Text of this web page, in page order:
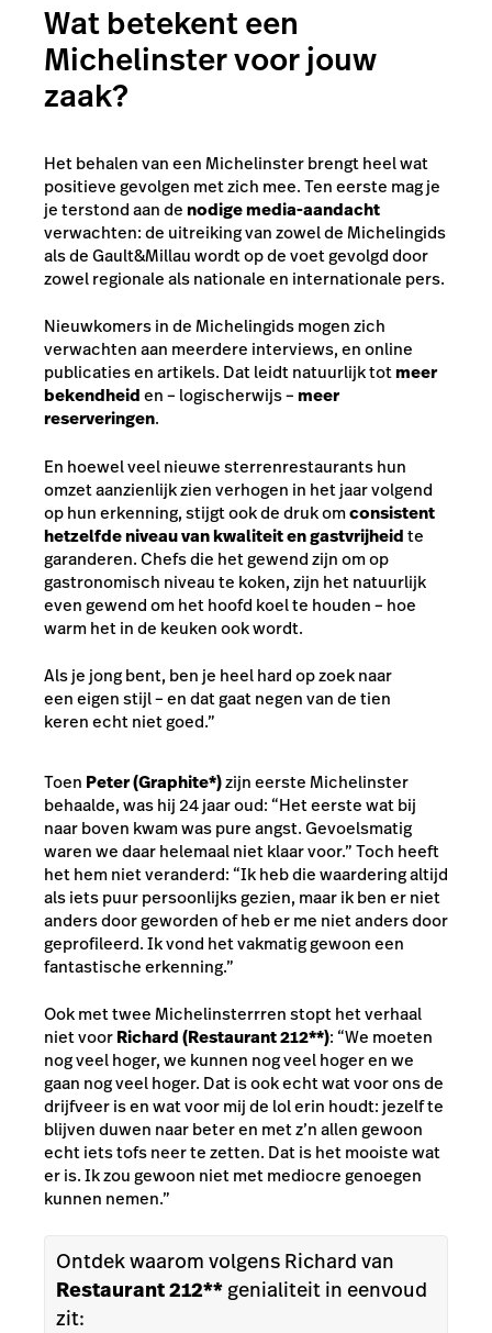
Wat betekent een
Michelinster voor jouw
zaak?
Het behalen van een Michelinster brengt heel wat
positieve gevolgen met zich mee. Ten eerste mag je
je terstond aan denodige media-aandacht
verwachten: de uitreiking van zowel de Michelingids
als de Gault&Millau wordt op de voet gevolgd door
zowel regionale als nationale en internationale pers.
Nieuwkomers in de Michelingids mogen zich
verwachten aan meerdere interviews, en online
publicaties en artikels. Dat leidt natuurlijk totmeer
bekendheiden – logischerwijs –meer
reserveringen.
En hoewel veel nieuwe sterrenrestaurants hun
omzet aanzienlijk zien verhogen in het jaar volgend
op hun erkenning, stijgt ook de druk omconsistent
hetzelfde niveau van kwaliteit en gastvrijheidte
garanderen. Chefs die het gewend zijn om op
gastronomisch niveau te koken, zijn het natuurlijk
even gewend om het hoofd koel te houden – hoe
warm het in de keuken ook wordt.
Als je jong bent, ben je heel hard op zoek naar
een eigen stijl – en dat gaat negen van de tien
keren echt niet goed.”
Toen Peter (Graphite*)zijn eerste Michelinster
behaalde, was hij 24 jaar oud: “Het eerste wat bij
naar boven kwam was pure angst. Gevoelsmatig
waren we daar helemaal niet klaar voor.” Toch heeft
het hem niet veranderd: “Ik heb die waardering altijd
als iets puur persoonlijks gezien, maar ik ben er niet
anders door geworden of heb er me niet anders door
geprofileerd. Ik vond het vakmatig gewoon een
fantastische erkenning.”
Ook met twee Michelinsterrren stopt het verhaal
niet voorRichard (Restaurant 212**): “We moeten
nog veel hoger, we kunnen nog veel hoger en we
gaan nog veel hoger. Dat is ook echt wat voor ons de
drijfveer is en wat voor mij de lol erin houdt: jezelf te
blijven duwen naar beter en met z’n allen gewoon
echt iets tofs neer te zetten. Dat is het mooiste wat
er is. Ik zou gewoon niet met mediocre genoegen
kunnen nemen.”
Ontdek waarom volgens Richard van
Restaurant 212** genialiteit in eenvoud
zit: